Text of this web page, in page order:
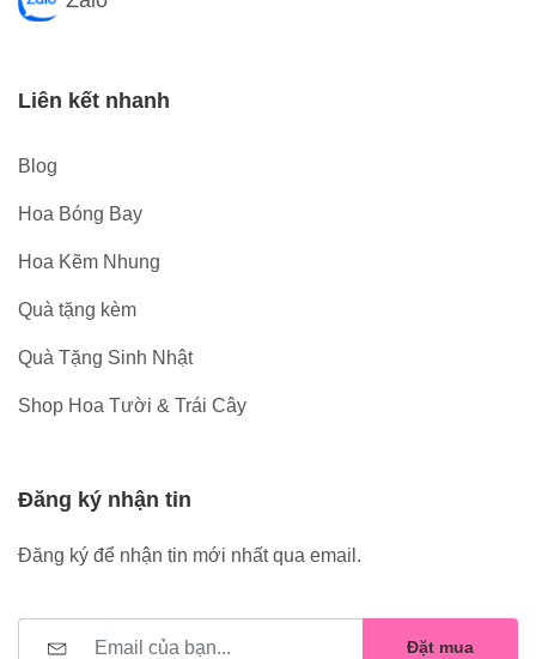
Liên kết nhanh
Blog
Hoa Bóng Bay
Hoa Kẽm Nhung
Quà tặng kèm
Quà Tặng Sinh Nhật
Shop Hoa Tười & Trái Cây
Đăng ký nhận tin
Đăng ký để nhận tin mới nhất qua email.
Đặt mua